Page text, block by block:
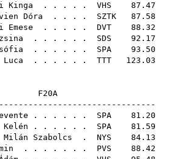
Kinga . . . . . VHS 87.47
Dóra . . . . SZTK 87.58
. . . . . DVT 88.32
. . . . . . SDS 92.17
. . . . . . SPA 93.50
. . . . . . TTT 123.03
F20A
. . . . . . SPA 81.20
Kelén . . . . . . SPA 81.59
Szabolcs . NYS 84.13
. . . . . . . PVS 88.42